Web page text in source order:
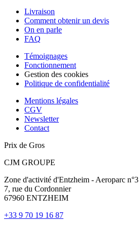
Livraison
Comment obtenir un devis
On en parle
FAQ
Témoignages
Fonctionnement
Gestion des cookies
Politique de confidentialité
Mentions légales
CGV
Newsletter
Contact
Prix de Gros
CJM GROUPE
Zone d'activité d'Entzheim - Aeroparc n°3
7, rue du Cordonnier
67960 ENTZHEIM
+33 9 70 19 16 87